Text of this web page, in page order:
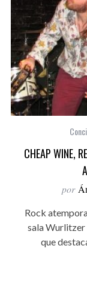
CHEAP WINE,
por
Rock
sala Wurlitzer
que